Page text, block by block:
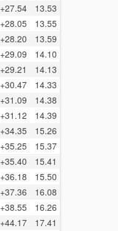
+27.54
13.53
+28.05
13.55
+28.20
13.59
+29.09
14.10
+29.21
14.13
+30.47
14.33
+31.09
14.38
+31.12
14.39
+34.35
15.26
+35.25
15.37
+35.40
15.41
+36.18
15.50
+37.36
16.08
+38.55
16.26
+44.17 17.41